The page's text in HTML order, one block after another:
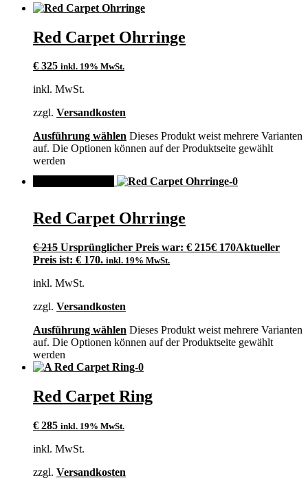
Red Carpet Ohrringe
€ 325 inkl. 19% MwSt.
inkl. MwSt.
zzgl. Versandkosten
Ausführung wählen Dieses Produkt weist mehrere Varianten
auf. Die Optionen können auf der Produktseite gewählt
werden
Red Carpet Ohrringe
€215 Ursprünglicher Preis war: € 215€ 170Aktueller
Preis ist: € 170. inkl. 19% MwSt.
inkl. MwSt.
zzgl. Versandkosten
Ausführung wählen Dieses Produkt weist mehrere Varianten
auf. Die Optionen können auf der Produktseite gewählt
werden
Red Carpet Ring
€ 285 inkl. 19% MwSt.
inkl. MwSt.
zzgl. Versandkosten